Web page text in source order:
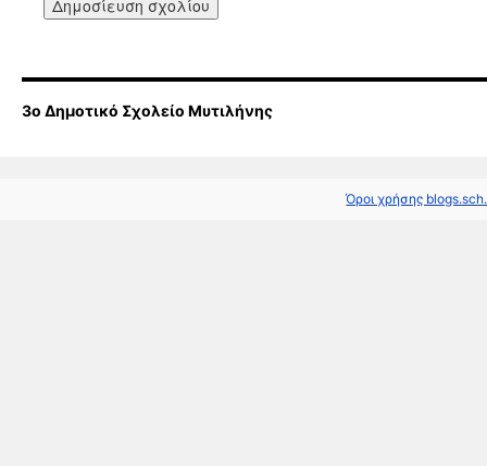
3ο Δημοτικό Σχολείο Μυτιλήνης
Όροι χρήσης